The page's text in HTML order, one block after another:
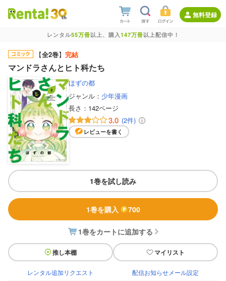
無料登録
レンタル55万冊以上、購入147万冊以上配信中！
【全2巻】 完結
マンドラさんとヒト科たち
ほずの都
ジャンル： 少年漫画
長さ： 142ページ
3.0 (2件)
レビューを書く
1巻を試し読み
1巻を購入 700
1巻をカートに追加する
推し本棚 マイリスト
レンタル追加リクエスト 配信お知らせメール設定